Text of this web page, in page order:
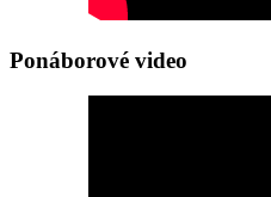
Ponáborové video